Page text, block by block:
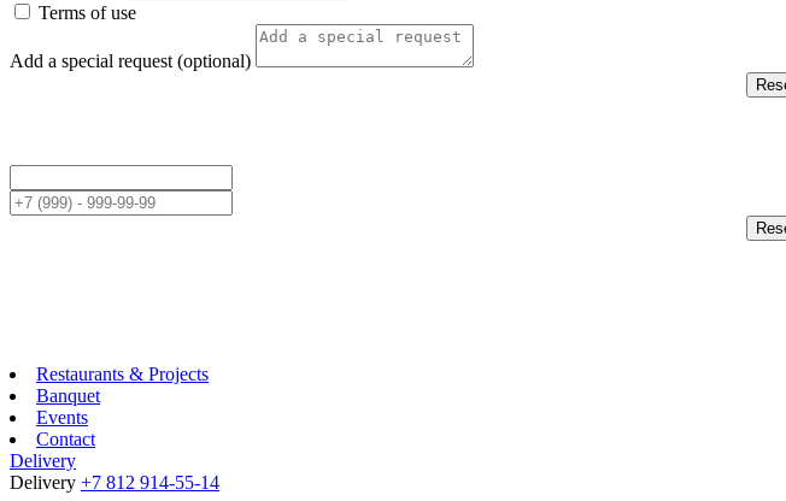
Terms of use
Add a special request (optional)
Restaurants & Projects
Banquet
Events
Contact
Delivery
Delivery +7 812 914-55-14